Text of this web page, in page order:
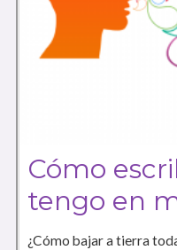
Cómo
tengo en
¿Cómo bajar a tierra